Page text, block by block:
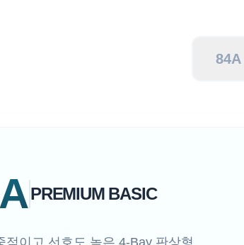
84A
PREMIUM BASIC
적이고 선호도 높은 4-Bay 판상형